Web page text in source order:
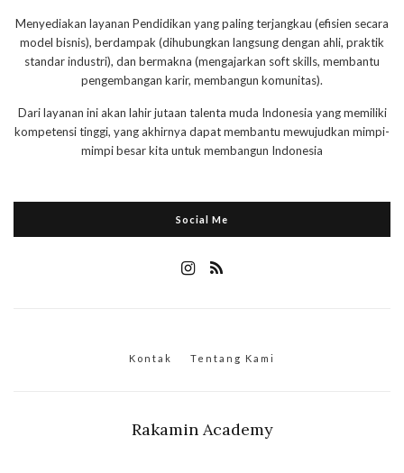
Menyediakan layanan Pendidikan yang paling terjangkau (efisien secara
model bisnis), berdampak (dihubungkan langsung dengan ahli, praktik
standar industri), dan bermakna (mengajarkan soft skills, membantu
pengembangan karir, membangun komunitas).
Dari layanan ini akan lahir jutaan talenta muda Indonesia yang memiliki
kompetensi tinggi, yang akhirnya dapat membantu mewujudkan mimpi-
mimpi besar kita untuk membangun Indonesia
Social Me
Kontak Tentang Kami
Rakamin Academy